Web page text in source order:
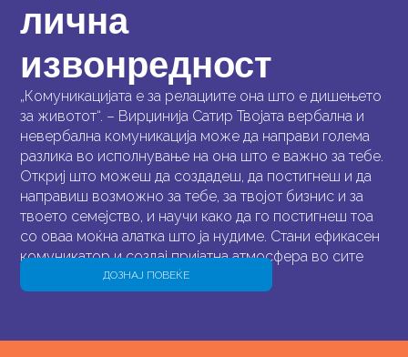
лична
извонредност
„Комуникацијата е за релациите она што е дишењето
за животот“. – Вирџинија Сатир Твојата вербална и
невербална комуникација може да направи голема
разлика во исполнување на она што е важно за тебе.
Откриј што можеш да создадеш, да постигнеш и да
направиш возможно за тебе, за твојот бизнис и за
твоето семејство, и научи како да го постигнеш тоа
со оваа моќна алатка што ја нудиме. Стани ефикасен
комуникатор и создај пријатна атмосфера во сите
твои интеракции.ДОЗНАЈ ПОВЕЌЕ